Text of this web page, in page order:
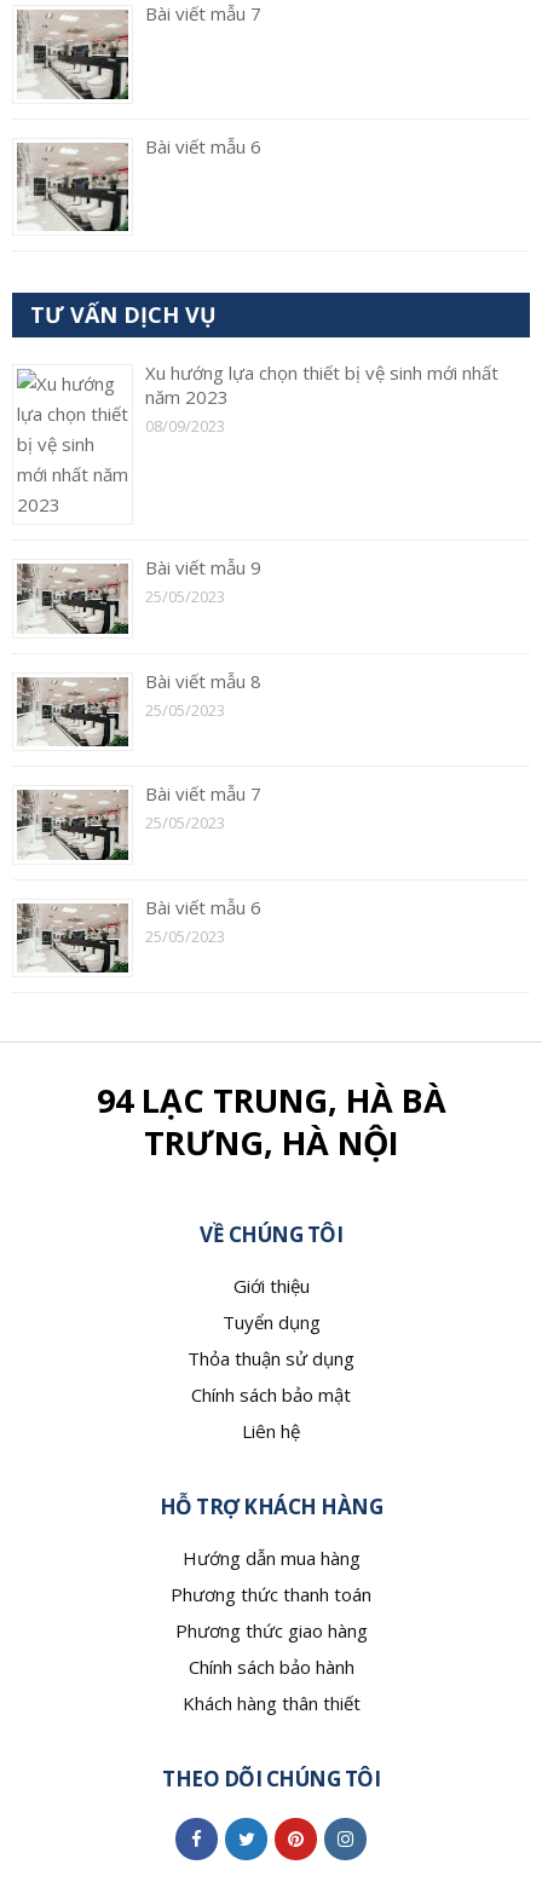
Bài viết mẫu 7
Bài viết mẫu 6
TƯ VẤN DỊCH VỤ
Xu hướng lựa chọn thiết bị vệ sinh mới nhất
năm 2023
08/09/2023
Bài viết mẫu 9
25/05/2023
Bài viết mẫu 8
25/05/2023
Bài viết mẫu 7
25/05/2023
Bài viết mẫu 6
25/05/2023
94 LẠC TRUNG, HÀ BÀ
TRƯNG, HÀ NỘI
VỀ CHÚNG TÔI
Giới thiệu
Tuyển dụng
Thỏa thuận sử dụng
Chính sách bảo mật
Liên hệ
HỖ TRỢ KHÁCH HÀNG
Hướng dẫn mua hàng
Phương thức thanh toán
Phương thức giao hàng
Chính sách bảo hành
Khách hàng thân thiết
THEO DÕI CHÚNG TÔI